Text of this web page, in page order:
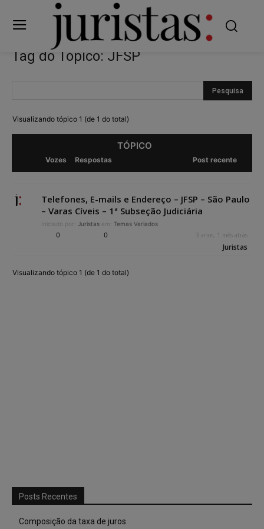
Tag do Tópico: JFSP
Visualizando tópico 1 (de 1 do total)
TÓPICO
Vozes Respostas Post recente
Telefones, E-mails e Endereço – JFSP – São Paulo
– Varas Cíveis – 1ª Subseção Judiciária
Iniciado por: Juristas em: Temas Variados
0 0 3 anos, 1 mês atrás
Juristas
Visualizando tópico 1 (de 1 do total)
Posts Recentes
Composição da taxa de juros